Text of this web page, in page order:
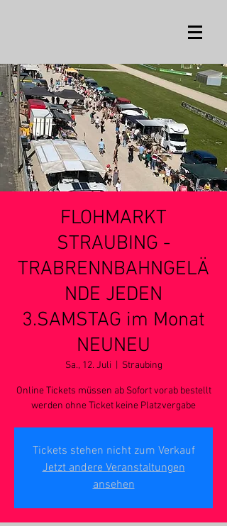
FLOHMARKT
STRAUBING -
TRABRENNBAHNGELÄ
NDE JEDEN
3.SAMSTAG im Monat
NEUNEU
Sa., 12. Juli Straubing
Online Tickets müssen ab Sofort vorab bestellt
werden ohne Ticket keine Platzvergabe
Tickets stehen nicht zum Verkauf
Jetzt andere Veranstaltungen
ansehen